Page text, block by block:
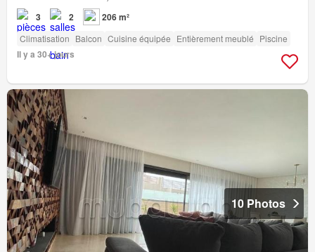
3 2 206 m²
Climatisation Balcon Cuisine équipée Entièrement meublé Piscine
Il y a 30+ jours
10 Photos